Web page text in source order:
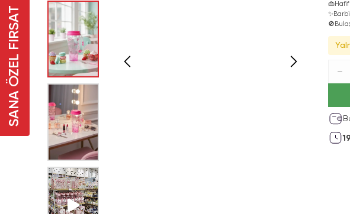
SANA ÖZEL FIRSAT
👜Hafif
✨
🚫
19